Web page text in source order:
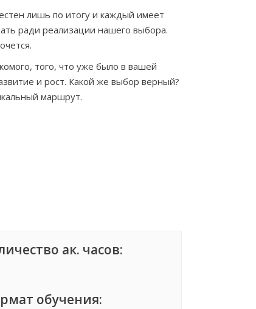
лишь по итогу и каждый имеет
ради реализации нашего выбора.
того, что уже было в вашей
и рост. Какой же выбор верный?
маршрут.
ак. часов:
обучения: